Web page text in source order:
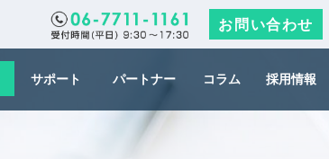
お問い合わせ
サポート パートナー コラム 採用情報